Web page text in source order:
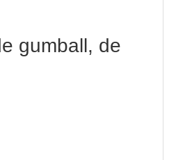
gumball, de